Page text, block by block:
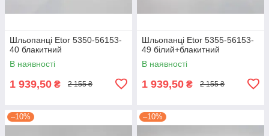
Шльопанці Etor 5350-56153-
40 блакитний
В наявності
1 939,50 ₴ 2 155 ₴
Шльопанці Etor 5355-56153-
49 білий+блакитний
В наявності
1 939,50 ₴ 2 155 ₴
–10% –10%